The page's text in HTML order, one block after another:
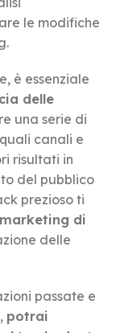
le modifiche
è essenziale
delle
una serie di
canali e
risultati in
del pubblico
prezioso ti
di
delle
passate e
potrai